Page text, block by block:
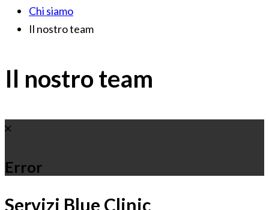
Chi siamo
Il nostro team
Il nostro team
Error
Servizi Blue Clinic